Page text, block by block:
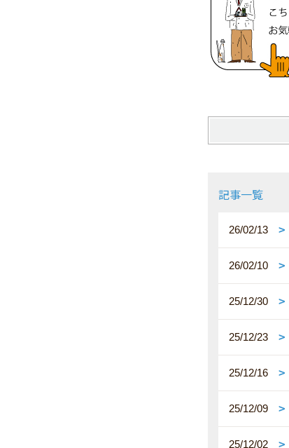
記事一覧
26/02/13
26/02/10
25/12/30
25/12/23
25/12/16
25/12/09
25/12/02